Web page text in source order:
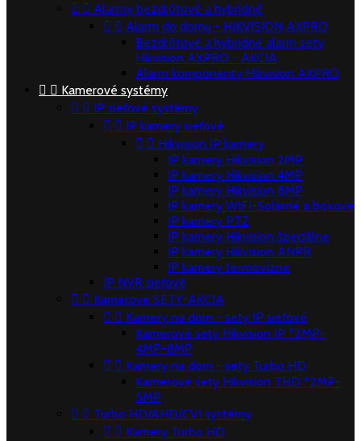
  Alarmy bezdrôtové a hybridné
  Alarm do domu - HIKVISION AXPRO
Bezdrôtové a hybridné alarm sety
Hikvision AXPRO - AKCIA
Alarm komponenty Hikvision AXPRO
  Kamerové systémy
  IP sieťové systémy
  IP kamery sieťové
  Hikvision IP kamery
IP kamery Hikvision 2MP
IP kamery Hikvision 4MP
IP kamery Hikvision 8MP
IP kamery WIFI-Solárné a boxové
IP kamery PTZ
IP kamery Hikvision špeciálne
IP kamery Hikvision ANPR
IP kamery termovízne
IP NVR sieťové
  Kamerové SETY-AKCIA
  Kamery na dom - sety IP sieťové
Kamerové sety Hikvision IP *2MP-
4MP-8MP
  Kamery na dom - sety Turbo HD
Kamerové sety Hikvision THD *2MP-
5MP
  Turbo HD/AHD/CVI systémy
  Kamery Turbo HD